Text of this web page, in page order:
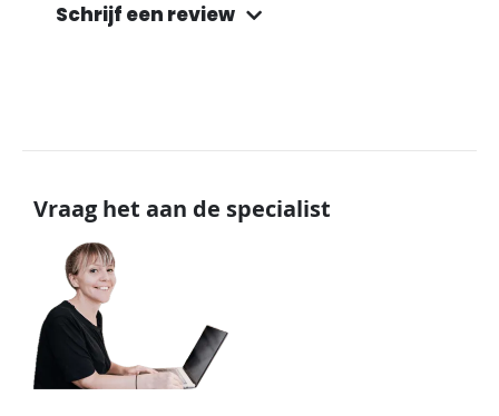
Schrijf een review
Vraag het aan de specialist